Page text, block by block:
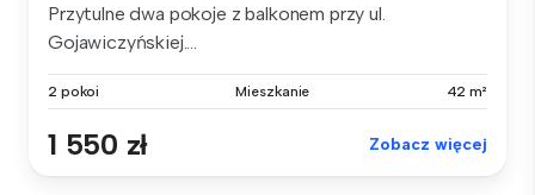
Przytulne dwa pokoje z balkonem przy ul.
Gojawiczyńskiej....
2 pokoi Mieszkanie 42 m²
1 550 zł Zobacz więcej